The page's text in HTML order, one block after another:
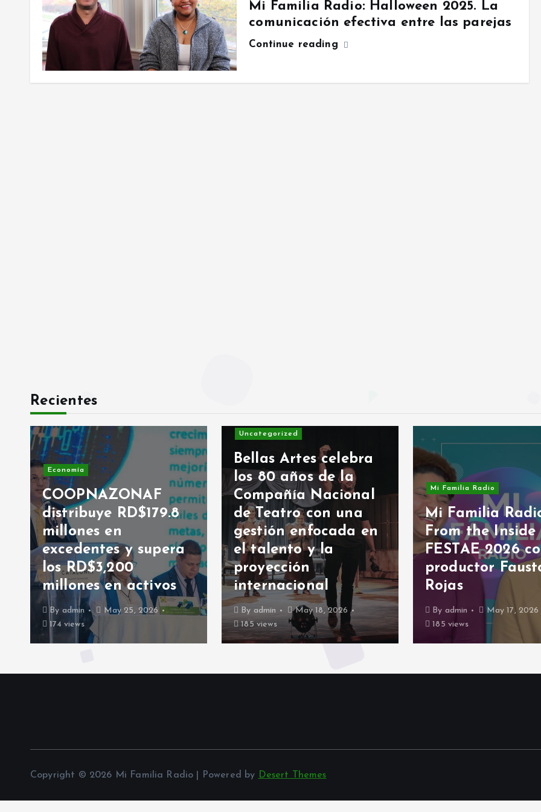
Mi Familia Radio: Halloween 2025. La
comunicación efectiva entre las parejas
Continue reading
Recientes
Economía
COOPNAZONAF
distribuye RD$179.8
millones en
excedentes y supera
los RD$3,200
millones en activos
admin
May 25, 2026
174 views
Uncategorized
Bellas Artes celebra
los 80 años de la
Compañía Nacional
de Teatro con una
gestión enfocada en
el talento y la
proyección
internacional
admin
May 18, 2026
185 views
Mi Familia Radio
Mi Familia Radio:
From the Inside
FESTAE 2026 con su
productor Fausto
Rojas
admin
May 17, 2026
185 views
Copyright © 2026 Mi Familia Radio | Powered by Desert Themes